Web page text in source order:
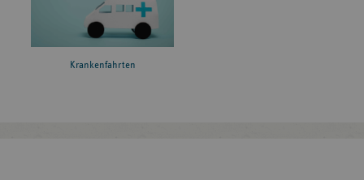
Krankenfahrten